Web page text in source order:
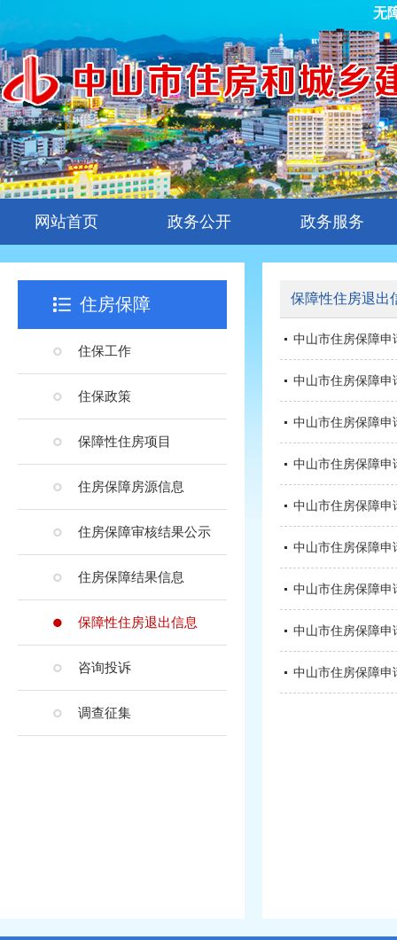
无
网站首页 政务公开 政务服务
住房保障
住保工作
住保政策
保障性住房项目
住房保障房源信息
住房保障审核结果公示
住房保障结果信息
保障性住房退出信息
咨询投诉
调查征集
保障性住房退出
中山市住房保障
中山市住房保障
中山市住房保障
中山市住房保障
中山市住房保障
中山市住房保障
中山市住房保障
中山市住房保障
中山市住房保障